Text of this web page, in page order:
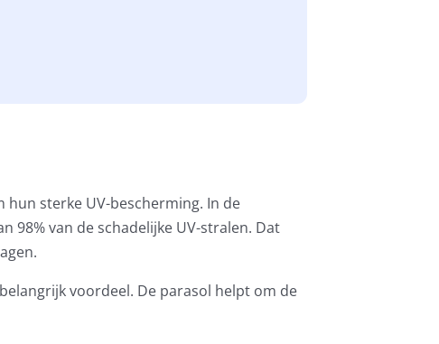
sterke UV-bescherming. In de
van de schadelijke UV-stralen. Dat
voordeel. De parasol helpt om de